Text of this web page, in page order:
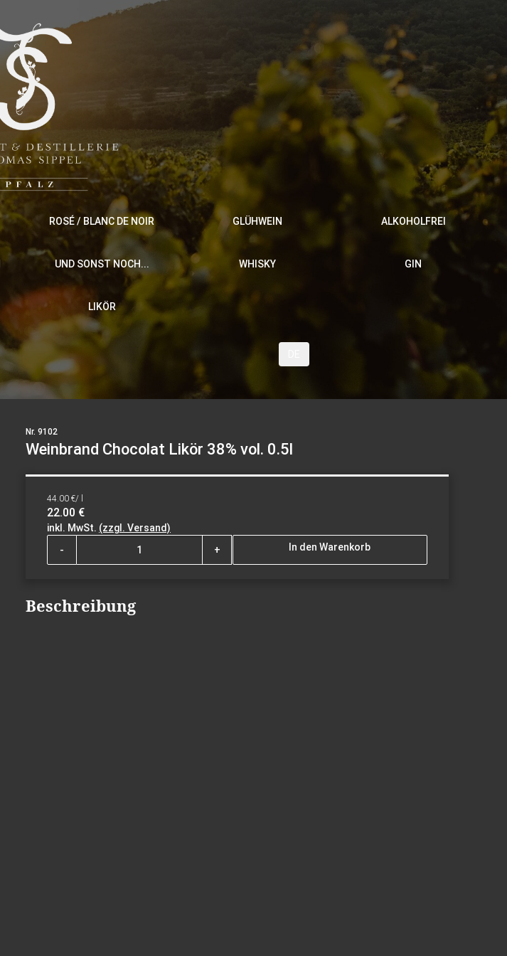
ROSÉ / BLANC DE NOIR GLÜHWEIN ALKOHOLFREI
UND SONST NOCH... WHISKY GIN
LIKÖR
Nr. 9102
Weinbrand Chocolat Likör 38% vol. 0.5l
44.00 €/ l
22.00 €
inkl. MwSt. (zzgl. Versand)
-
+ In den Warenkorb
Beschreibung